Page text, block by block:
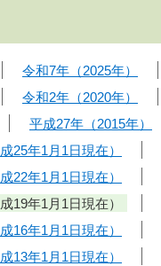
令和7年（2025年）
令和2年（2020年）
平成27年（2015年）
25年1月1日現在）
22年1月1日現在）
19年1月1日現在）
16年1月1日現在）
13年1月1日現在）